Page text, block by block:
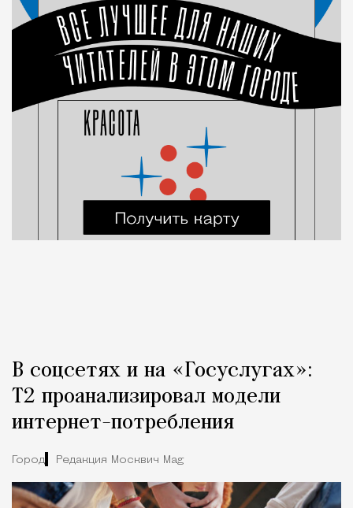
В соцсетях и на «Госуслугах»:
Т2 проанализировал модели
интернет-потребления
Город Редакция Москвич Mag